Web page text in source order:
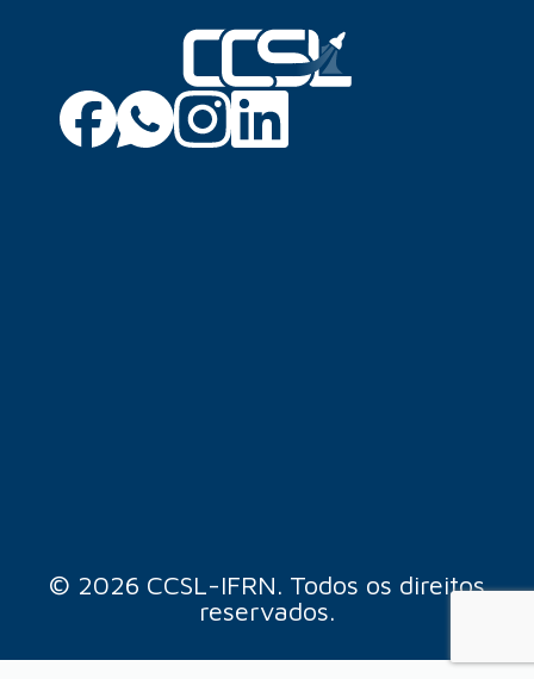
© 2026 CCSL-IFRN. Todos os direitos
reservados.